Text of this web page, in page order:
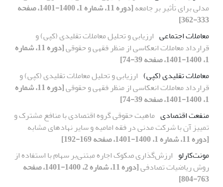
مدلی برای تأثیر بر جامعه
[دوره 11، شماره 1، 1400-1401، صفحه
333-362]
معاملات اجتماعی ارزیابی و تحلیل معاملات تقلیدی (کپی) و
قرارداد معاملات انعکاسی از منظر فقهی و حقوقی
[دوره 11، شماره
1، 1400-1401، صفحه 39-74]
معاملات تقلیدی (کپی) ارزیابی و تحلیل معاملات تقلیدی (کپی) و
قرارداد معاملات انعکاسی از منظر فقهی و حقوقی
[دوره 11، شماره
1، 1400-1401، صفحه 39-74]
منفعت اقتصادی ماهیت حقوقی گروه اقتصادی با منافع مشترک و
تمییز آن با شرکت مدنی در فقه امامیه و سایر نهادهای مشابه
[دوره 11، شماره 1، 1400-1401، صفحه 169-192]
مونت‌کارلو ارزش‌گذاری صکوک ‌اجاره مبتنی‌بر سهام با استفاده از
روش ریاضیات‌ تصادفی
[دوره 11، شماره 2، 1400-1401، صفحه
763-804]